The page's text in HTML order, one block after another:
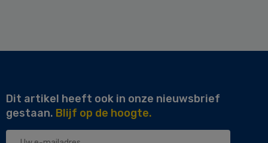
Dit artikel heeft ook in onze nieuwsbrief
gestaan. Blijf op de hoogte.
Uw